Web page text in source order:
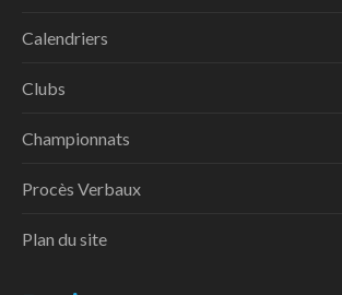
Calendriers
Clubs
Championnats
Procès Verbaux
Plan du site